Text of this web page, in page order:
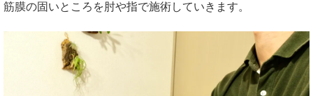
筋膜の固いところを肘や指で施術していきます。